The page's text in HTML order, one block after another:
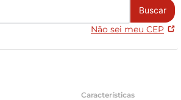
Buscar
Não sei meu CEP
Características